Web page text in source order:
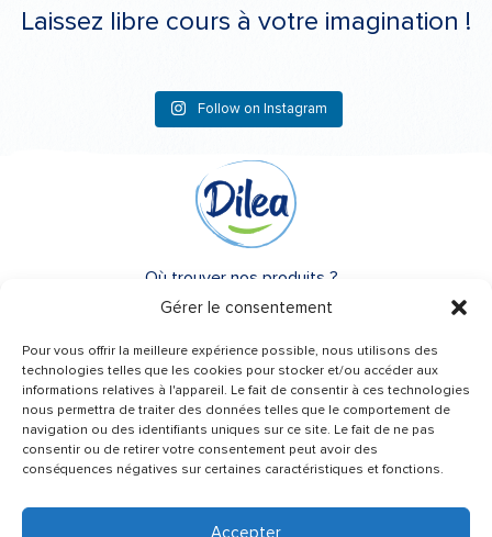
Gérer le consentement
Pour vous offrir la meilleure expérience possible, nous utilisons des
technologies telles que les cookies pour stocker et/ou accéder aux
informations relatives à l'appareil. Le fait de consentir à ces technologies
nous permettra de traiter des données telles que le comportement de
navigation ou des identifiants uniques sur ce site. Le fait de ne pas
consentir ou de retirer votre consentement peut avoir des
conséquences négatives sur certaines caractéristiques et fonctions.
Accepter
Laissez libre cours à votre imagination !
Follow on Instagram
Besoin d’un conseil ?
Une question ?
Contactez-nous
Où trouver nos produits ?
FAQ